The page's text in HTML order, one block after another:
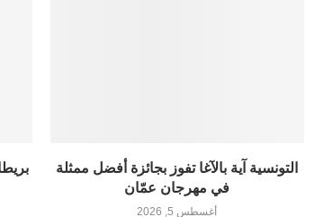
التونسية آية بالآغا تفوز بجائزة أفضل ممثلة
في مهرجان عمّان
أغسطس 5, 2026